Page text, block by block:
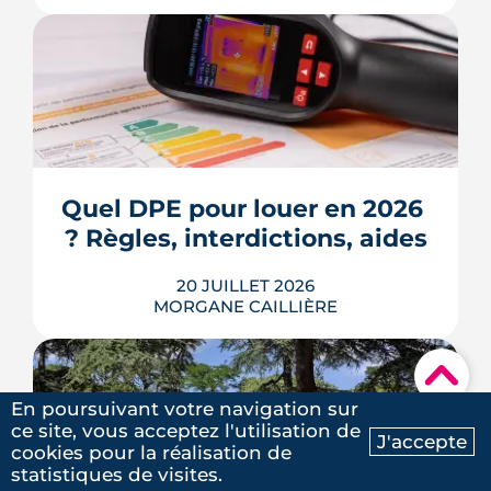
Ma recherche Contactez-nous
▾
Écoles, base de loisirs, transports,
projets urbains et prix au m2 : le guide
3e ville de Haute-Garonne.
LIRE L'ARTICLE
Quel DPE pour louer en 2026
? Règles, interdictions, aides
20 JUILLET 2026
MORGANE CAILLIÈRE
En 2026, un logement doit être classé
au moins F au DPE pour être loué en
métropole, et la barre montera à E en
2028. Le nouveau mode de calcul
En poursuivant votre navigation sur
ce site, vous acceptez l'utilisation de
cookies pour la réalisation de
statistiques de visites.
J'accepte